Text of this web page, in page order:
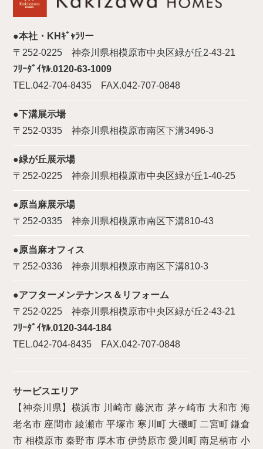
●本社・KHｷﾞｬﾗﾘー
〒252-0225 神奈川県相模原市中央区緑が丘2-43-21
ﾌﾘｰﾀﾞｲﾔﾙ.0120-63-1009
TEL.042-704-8435 FAX.042-707-0848
●下溝展示場
〒252-0335 神奈川県相模原市南区下溝3496-3
●緑が丘展示場
〒252-0225 神奈川県相模原市中央区緑が丘1-40-25
●原当麻展示場
〒252-0335 神奈川県相模原市南区下溝810-43
●原当麻オフィス
〒252-0336 神奈川県相模原市南区下溝810-3
●アフターメンテナンス＆リフォーム
〒252-0225 神奈川県相模原市中央区緑が丘2-43-21
ﾌﾘｰﾀﾞｲﾔﾙ.0120-344-184
TEL.042-704-8435 FAX.042-707-0848
サービスエリア
【神奈川県】横浜市 川崎市 藤沢市 茅ヶ崎市 大和市 海
老名市 座間市 綾瀬市 平塚市 寒川町 大磯町 二宮町 鎌倉
市 相模原市 秦野市 厚木市 伊勢原市 愛川町 南足柄市 小